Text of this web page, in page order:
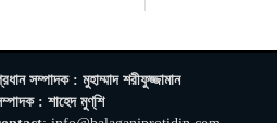
সম্পাদক : মুহাম্মাদ শরীফুজ্জামান
: শাহেদ মুণ্‌শি